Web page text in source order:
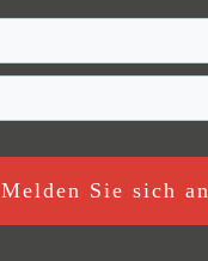
Melden Sie sich an